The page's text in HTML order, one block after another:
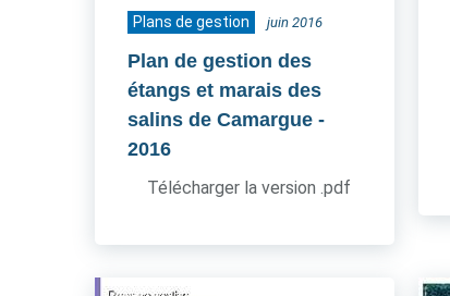
Plans de gestion juin 2016
Plan de gestion des
étangs et marais des
salins de Camargue -
2016
Télécharger la version .pdf